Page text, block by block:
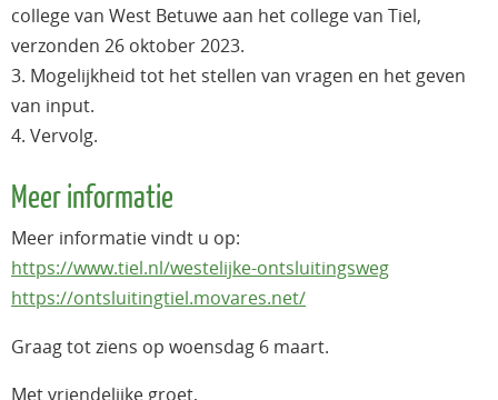
college van West Betuwe aan het college van Tiel,
verzonden 26 oktober 2023.
3. Mogelijkheid tot het stellen van vragen en het geven
van input.
4. Vervolg.
Meer informatie
Meer informatie vindt u op:
https://www.tiel.nl/westelijke-ontsluitingsweg
https://ontsluitingtiel.movares.net/
Graag tot ziens op woensdag 6 maart.
Met vriendelijke groet,